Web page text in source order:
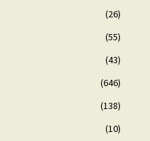
(26)
(55)
(43)
(646)
(138)
(10)